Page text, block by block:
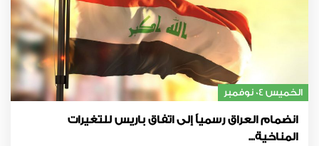
الخميس 04 نوفمبر
انضمام العراق رسمياً إلى اتفاق باريس للتغيرات
المناخية...